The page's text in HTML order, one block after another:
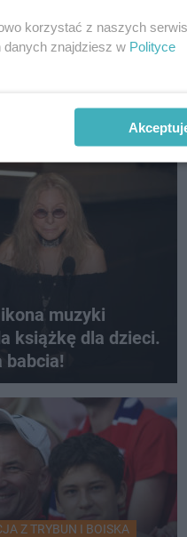
POLECAJKA RAPERA
muzyki
książkę dla dzieci.
babcia!
Z TRYBUN I BOISKA
korzystać z naszych
danych znajdziesz w Polityce